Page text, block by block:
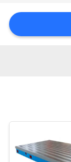
समाचार
करे
साइटमैप